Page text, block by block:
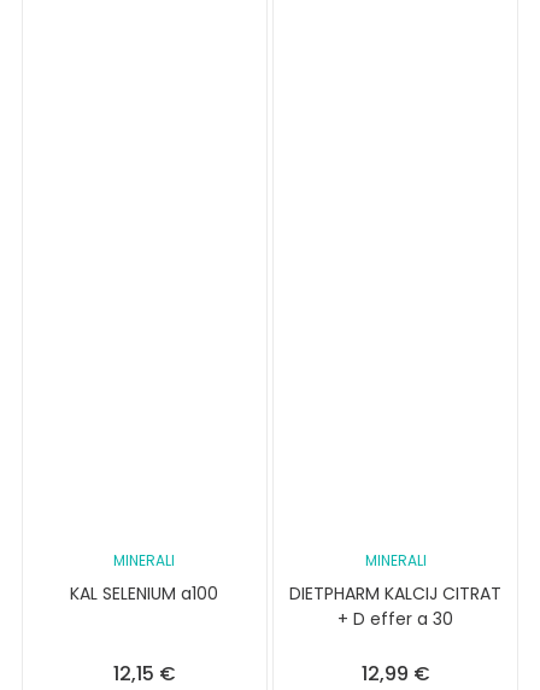
MINERALI
KAL SELENIUM a100
12,15 €
MINERALI
DIETPHARM KALCIJ CITRAT
+ D effer a 30
12,99 €